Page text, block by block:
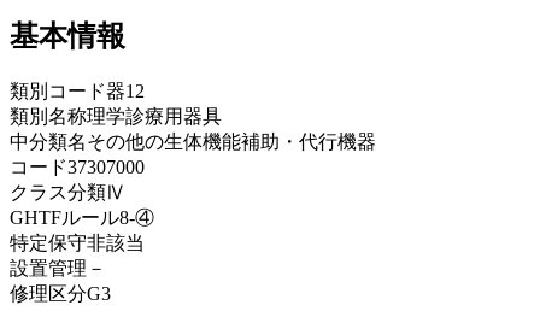
基本情報
類別コード器12
類別名称理学診療用器具
中分類名その他の生体機能補助・代行機器
コード37307000
クラス分類Ⅳ
GHTFルール8-④
特定保守非該当
設置管理 －
修理区分G3